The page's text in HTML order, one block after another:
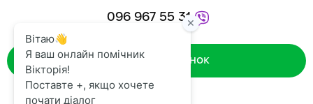
096 967 55 31
Зворотний дзвінок